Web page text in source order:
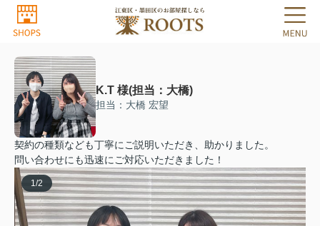
K.T 様(担当：大橋)
担当：大橋 宏望
契約の種類なども丁寧にご説明いただき、助かりました。
問い合わせにも迅速にご対応いただきました！
1/2